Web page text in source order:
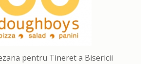
pentru Tineret a Bisericii